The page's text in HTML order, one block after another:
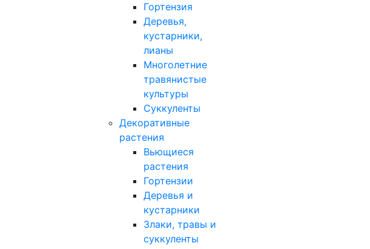
Гортензия
Деревья,
кустарники,
лианы
Многолетние
травянистые
культуры
Суккуленты
Декоративные
растения
Вьющиеся
растения
Гортензии
Деревья и
кустарники
Злаки, травы и
суккуленты